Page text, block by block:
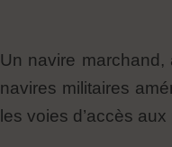
Un navire marchand,
navires militaires
les voies d’accès